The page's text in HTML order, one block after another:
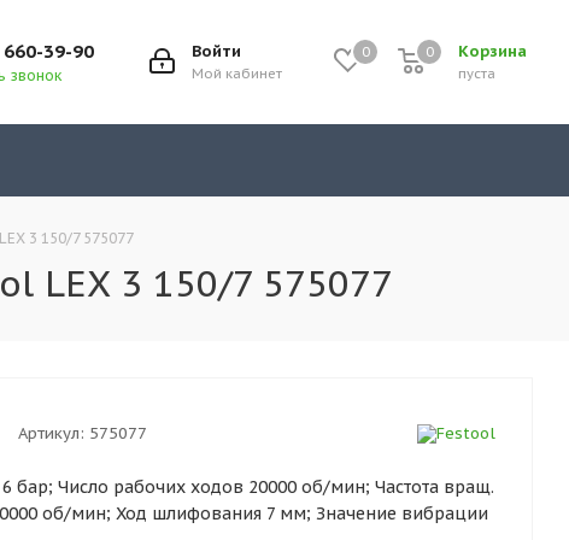
0 Корзина
0
пуста
0
Войти
Мой кабинет
660-39-90
звонок
3 150/7 575077
LEX 3 150/7 575077
Артикул: 575077
бар; Число рабочих ходов 20000 об/мин; Частота вращ.
об/мин; Ход шлифования 7 мм; Значение вибрации